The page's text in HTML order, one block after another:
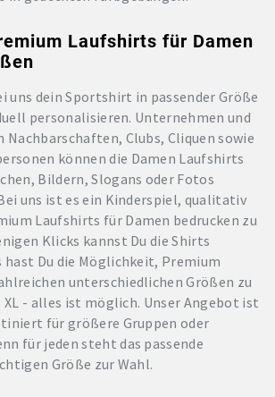
Laufshirts für Damen
uns dein Sportshirt in passender Größe
personalisieren. Unternehmen und
Nachbarschaften, Clubs, Cliquen sowie
können die Damen Laufshirts
Bildern, Slogans oder Fotos
uns ist es ein Kinderspiel, qualitativ
Laufshirts für Damen bedrucken zu
Klicks kannst Du die Shirts
hast Du die Möglichkeit, Premium
unterschiedlichen Größen zu
XL - alles ist möglich. Unser Angebot ist
für größere Gruppen oder
für jeden steht das passende
Größe zur Wahl.